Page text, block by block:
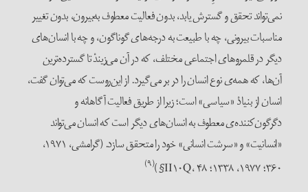
نمی‌تواند تحقق و گسترش یابد، بدون فعالیت معطوف به‌بیرون، بدون تغییر
مناسبات بیرونی، چه با طبیعت به درجه‌های گوناگون، و چه با انسان‌های
دیگر در قلمروهای اجتماعی مختلف، که در آن می‌زیندْ تا گسترده‌ترین
آن‌ها، که همه‌ی نوع انسان را در بر می‌گیرد. از این‌روست که می‌توان گفت،
انسان از بنیادْ «سیاسی» است؛ زیرا از طریق فعالیت آگاهانه و
دگرگون‌کننده‌ی معطوف به انسان‌های دیگر است که انسان می‌تواند
(۹)